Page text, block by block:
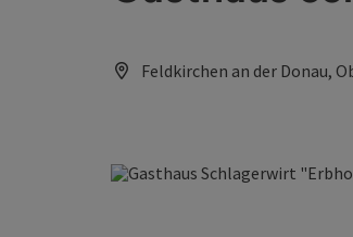
Feldkirchen an der Donau,